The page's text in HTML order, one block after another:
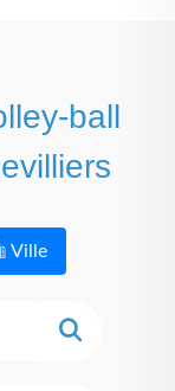
ball
Ville